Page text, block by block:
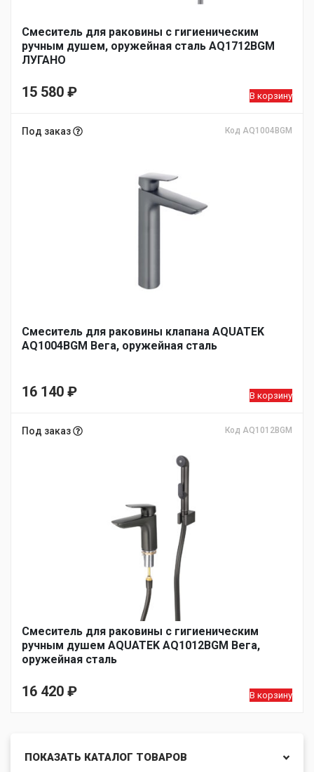
Смеситель для раковины с гигиеническим
ручным душем, оружейная сталь AQ1712BGM
ЛУГАНО
15 580 ₽ В корзину
Под заказ Код AQ1004BGM
Смеситель для раковины клапана AQUATEK
AQ1004BGM Вега, оружейная сталь
16 140 ₽ В корзину
Под заказ Код AQ1012BGM
Смеситель для раковины с гигиеническим
ручным душем AQUATEK AQ1012BGM Вега,
оружейная сталь
16 420 ₽ В корзину
ПОКАЗАТЬ КАТАЛОГ ТОВАРОВ